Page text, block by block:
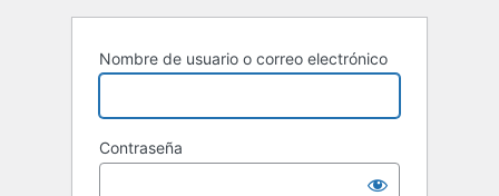
Nombre de usuario o correo electrónico
Contraseña